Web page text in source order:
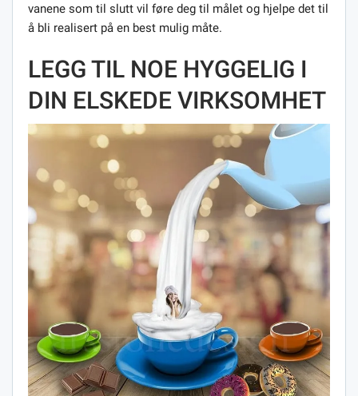
vanene som til slutt vil føre deg til målet og hjelpe det til
å bli realisert på en best mulig måte.
LEGG TIL NOE HYGGELIG I
DIN ELSKEDE VIRKSOMHET